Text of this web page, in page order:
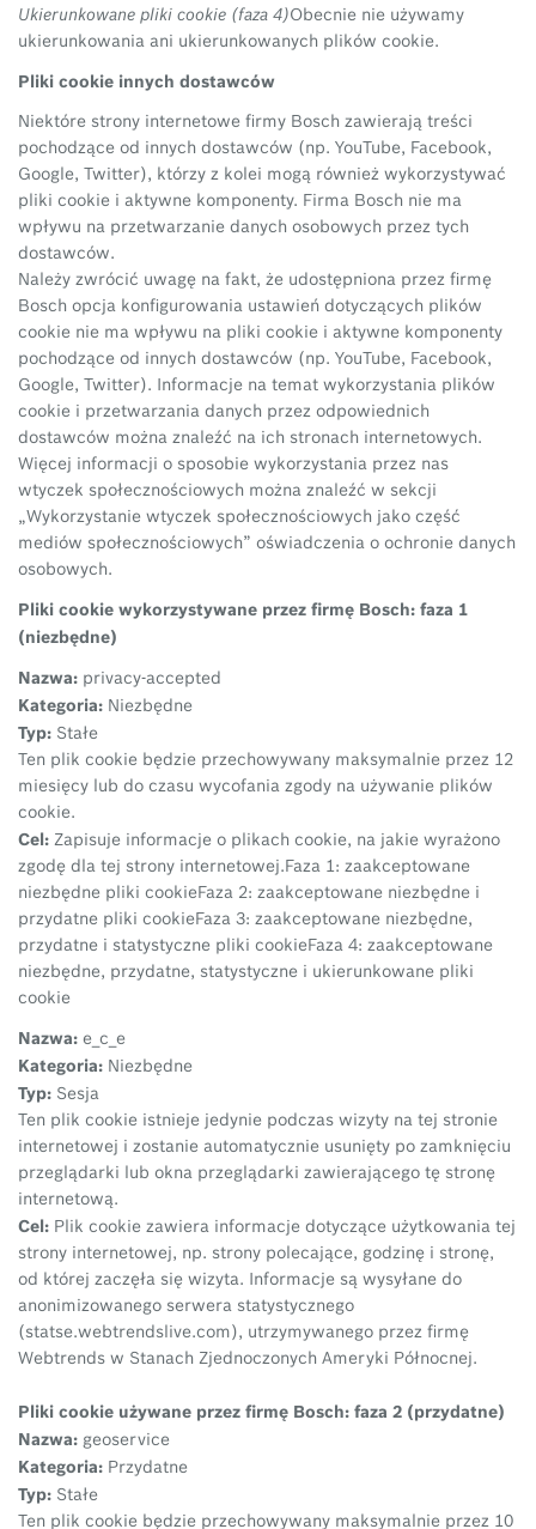
Ukierunkowane pliki cookie (faza 4)Obecnie nie używamy
ukierunkowania ani ukierunkowanych plików cookie.
Pliki cookie innych dostawców
Niektóre strony internetowe firmy Bosch zawierają treści
pochodzące od innych dostawców (np. YouTube, Facebook,
Google, Twitter), którzy z kolei mogą również wykorzystywać
pliki cookie i aktywne komponenty. Firma Bosch nie ma
wpływu na przetwarzanie danych osobowych przez tych
dostawców.
Należy zwrócić uwagę na fakt, że udostępniona przez firmę
Bosch opcja konfigurowania ustawień dotyczących plików
cookie nie ma wpływu na pliki cookie i aktywne komponenty
pochodzące od innych dostawców (np. YouTube, Facebook,
Google, Twitter). Informacje na temat wykorzystania plików
cookie i przetwarzania danych przez odpowiednich
dostawców można znaleźć na ich stronach internetowych.
Więcej informacji o sposobie wykorzystania przez nas
wtyczek społecznościowych można znaleźć w sekcji
„Wykorzystanie wtyczek społecznościowych jako część
mediów społecznościowych” oświadczenia o ochronie danych
osobowych.
Pliki cookie wykorzystywane przez firmę Bosch: faza 1
(niezbędne)
Nazwa: privacy-accepted
Kategoria: Niezbędne
Typ: Stałe
Ten plik cookie będzie przechowywany maksymalnie przez 12
miesięcy lub do czasu wycofania zgody na używanie plików
cookie.
Cel: Zapisuje informacje o plikach cookie, na jakie wyrażono
zgodę dla tej strony internetowej.Faza 1: zaakceptowane
niezbędne pliki cookieFaza 2: zaakceptowane niezbędne i
przydatne pliki cookieFaza 3: zaakceptowane niezbędne,
przydatne i statystyczne pliki cookieFaza 4: zaakceptowane
niezbędne, przydatne, statystyczne i ukierunkowane pliki
cookie
Nazwa: e_c_e
Kategoria: Niezbędne
Typ: Sesja
Ten plik cookie istnieje jedynie podczas wizyty na tej stronie
internetowej i zostanie automatycznie usunięty po zamknięciu
przeglądarki lub okna przeglądarki zawierającego tę stronę
internetową.
Cel: Plik cookie zawiera informacje dotyczące użytkowania tej
strony internetowej, np. strony polecające, godzinę i stronę,
od której zaczęła się wizyta. Informacje są wysyłane do
anonimizowanego serwera statystycznego
(statse.webtrendslive.com), utrzymywanego przez firmę
Webtrends w Stanach Zjednoczonych Ameryki Północnej.
Pliki cookie używane przez firmę Bosch: faza 2 (przydatne)
Nazwa: geoservice
Kategoria: Przydatne
Typ: Stałe
Ten plik cookie będzie przechowywany maksymalnie przez 10